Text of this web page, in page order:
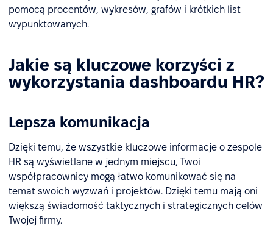
pomocą procentów, wykresów, grafów i krótkich list
wypunktowanych.
Jakie są kluczowe korzyści z
wykorzystania dashboardu HR?
Lepsza komunikacja
Dzięki temu, że wszystkie kluczowe informacje o zespole
HR są wyświetlane w jednym miejscu, Twoi
współpracownicy mogą łatwo komunikować się na
temat swoich wyzwań i projektów. Dzięki temu mają oni
większą świadomość taktycznych i strategicznych celów
Twojej firmy.